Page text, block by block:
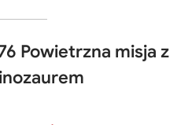
Powietrzna misja z